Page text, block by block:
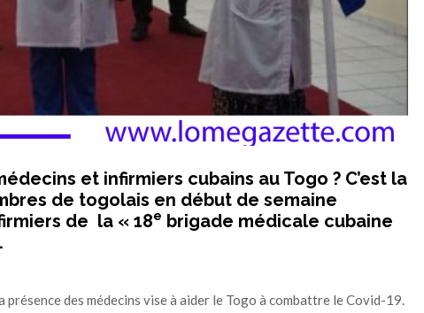
et infirmiers cubains au Togo ? C’est la
de togolais en début de semaine
de la « 18e brigade médicale cubaine
des médecins vise à aider le Togo à combattre le Covid-19.